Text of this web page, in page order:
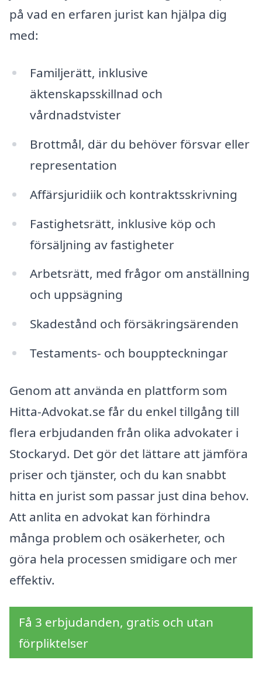
på vad en erfaren jurist kan hjälpa dig
med:
Familjerätt, inklusive
äktenskapsskillnad och
vårdnadstvister
Brottmål, där du behöver försvar eller
representation
Affärsjuridiik och kontraktsskrivning
Fastighetsrätt, inklusive köp och
försäljning av fastigheter
Arbetsrätt, med frågor om anställning
och uppsägning
Skadestånd och försäkringsärenden
Testaments- och bouppteckningar
Genom att använda en plattform som
Hitta-Advokat.se får du enkel tillgång till
flera erbjudanden från olika advokater i
Stockaryd. Det gör det lättare att jämföra
priser och tjänster, och du kan snabbt
hitta en jurist som passar just dina behov.
Att anlita en advokat kan förhindra
många problem och osäkerheter, och
göra hela processen smidigare och mer
effektiv.
Få 3 erbjudanden, gratis och utan
förpliktelser